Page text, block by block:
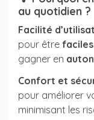
au quotidien ?
Facilité
pour être
gagner en
Confort et
pour améliorer
minimisant les